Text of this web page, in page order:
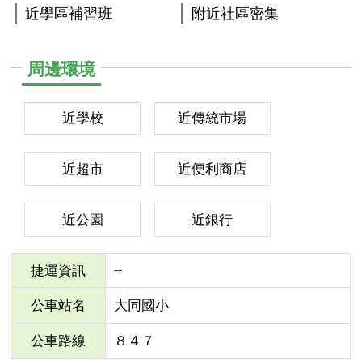
近學區補習班
附近社區密集
周邊環境
近學校 近傳統市場
近超市 近便利商店
近公園 近銀行
捷運資訊 --
公車站名 大同國小
公車路線 ８４７